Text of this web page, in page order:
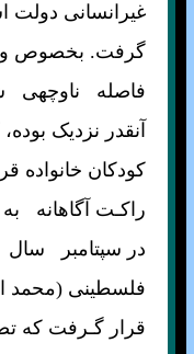
غيرانسانی دولت
گرفت. بخصوص
فاصله ناوچه‍ی
آنقدر نزديک
کودکان خانواده
راکـت آگاهانه
فلسطينی (محمد
قرار گـرفت که